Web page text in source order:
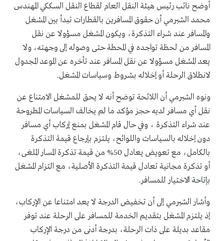
أوضح نائب رئيس هيئة النقل العام لقطاع النقل السككي المهندس
محمد الشبرمي أن حقوق المسافرين بالقطارات تبدأ بين المشغل
والمسافر عند شراء التذكرة، ويكون المشغل مسؤولا عن نقل
المسافر من لحظة تواجده في المحطة حتى وصوله إلى وجهته، ولا
يعد المشغل مسؤولا عن نقل المسافر عند تأخره عن الموعد المجدول
لانطلاق الرحلة أو إخلاله بشروط وسياسات المشغل.
ونوه الشبرمي أن اللائحة توضح أنه لا يحق للمشغل الامتناع عن
نقل أي مسافر لديه حجز مؤكد ما لم يخالف السياسات المطروحة
عند شراء التذكرة ، وفي حال قام المشغل بمنع إركاب أي مسافر
دون إخلاله بالسياسات واللوائح، يلتزم بإرجاع قيمة التذكرة
بالكامل، مع تعويض يعادل 50% من قيمة تذكرة المسار الملغى،
أو تذكرة مجانية تعادل قيمة التذكرة الأصلية، مع التزام المشغل
بإتاحة الاختيار للمسافر.
وأشار الشبرمي إلى أن تخفيض الدرجة لا يعد امتناعا عن الإركاب،
إذ يلتزم المشغل بتقديم الخدمة للمسافر على الرحلة عند توفر
مقاعد بديلة على ذات الرحلة، بدرجة أدنى من درجة الإركاب